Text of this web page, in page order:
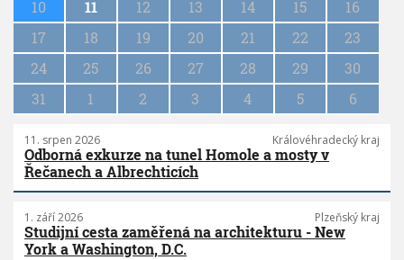
i
o
10 11 12 13 14 15
16
17
18 19 20 21 22
23
24
25 26 27 28 29
30
31
1 2 3 4 5 6
11. srpen 2026 Královéhradecký kraj
Odborná exkurze na tunel Homole a mosty v
Řečanech a Albrechticích
1. září 2026 Plzeňský kraj
Studijní cesta zaměřená na architekturu - New
York a Washington, D.C.